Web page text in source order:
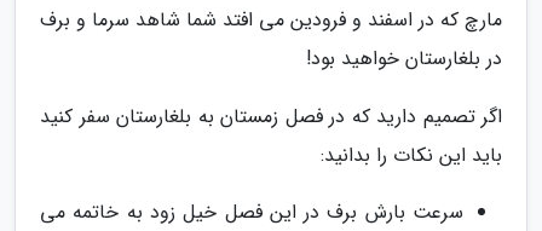
مارچ که در اسفند و فرودین می افتد شما شاهد سرما و برف
در بلغارستان خواهید بود!
اگر تصمیم دارید که در فصل زمستان به بلغارستان سفر کنید
باید این نکات را بدانید:
سرعت بارش برف در این فصل خیل زود به خاتمه می